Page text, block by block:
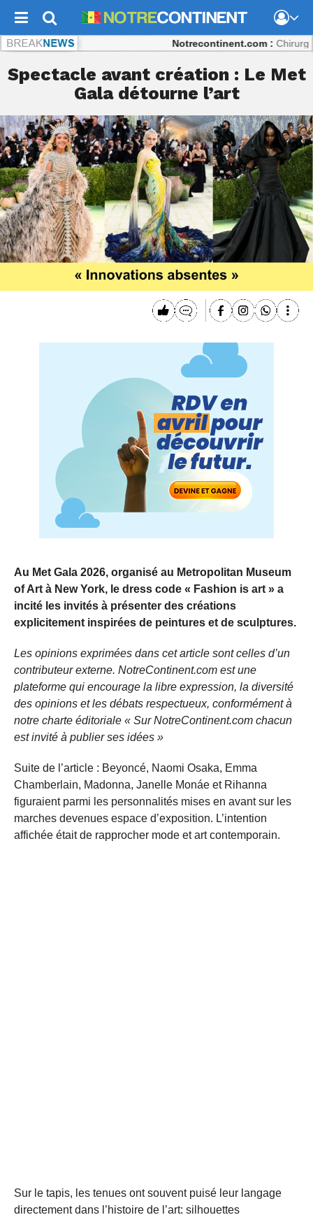
Notrecontinent.com : Chirurgie
Spectacle avant création : Le Met
Gala détourne l’art
Au Met Gala 2026, organisé au Metropolitan Museum
of Art à New York, le dress code « Fashion is art » a
incité les invités à présenter des créations
explicitement inspirées de peintures et de sculptures.
Les opinions exprimées dans cet article sont celles d’un
contributeur externe. NotreContinent.com est une
plateforme qui encourage la libre expression, la diversité
des opinions et les débats respectueux, conformément à
notre charte éditoriale « Sur NotreContinent.com chacun
est invité à publier ses idées »
Suite de l’article : Beyoncé, Naomi Osaka, Emma
Chamberlain, Madonna, Janelle Monáe et Rihanna
figuraient parmi les personnalités mises en avant sur les
marches devenues espace d’exposition. L’intention
affichée était de rapprocher mode et art contemporain.
Sur le tapis, les tenues ont souvent puisé leur langage
directement dans l’histoire de l’art: silhouettes